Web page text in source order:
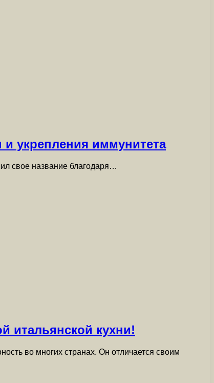
укрепления иммунитета
свое название благодаря…
итальянской кухни!
во многих странах. Он отличается своим